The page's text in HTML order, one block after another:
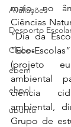
Avaliações
Desporto
Clubes
ebem
ebpol
ubuntu
maio, no
Ciências
“Dia da
“Eco-
(projeto
ambiental
ciência
ambiental,
Grupo de